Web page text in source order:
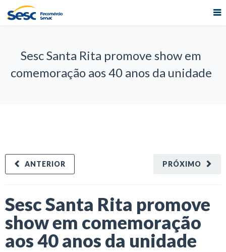
Sesc Santa Rita promove show em
comemoração aos 40 anos da unidade
PRÓXIMO
ANTERIOR
Sesc Santa Rita promove
show em comemoração
aos 40 anos da unidade